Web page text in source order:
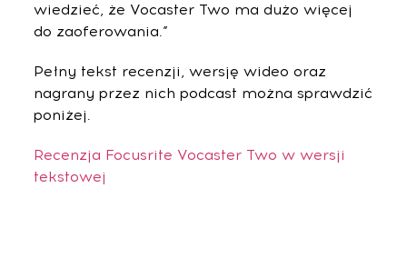
wiedzieć, że Vocaster Two ma dużo więcej
do zaoferowania.”
Pełny tekst recenzji, wersję wideo oraz
nagrany przez nich podcast można sprawdzić
poniżej.
Recenzja Focusrite Vocaster Two w wersji
tekstowej